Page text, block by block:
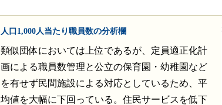
人口1,000人当たり職員数の分析欄
類似団体においては上位であるが、定員適正化計
画による職員数管理と公立の保育園・幼稚園など
を有せず民間施設による対応としているため、平
均値を大幅に下回っている。住民サービスを低下